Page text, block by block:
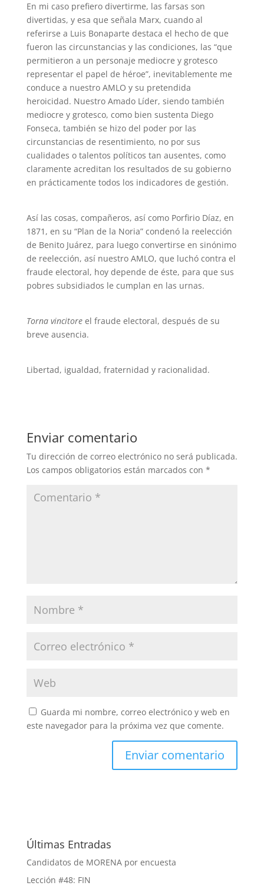
En mi caso prefiero divertirme, las farsas son
divertidas, y esa que señala Marx, cuando al
referirse a Luis Bonaparte destaca el hecho de que
fueron las circunstancias y las condiciones, las “que
permitieron a un personaje mediocre y grotesco
representar el papel de héroe”, inevitablemente me
conduce a nuestro AMLO y su pretendida
heroicidad. Nuestro Amado Líder, siendo también
mediocre y grotesco, como bien sustenta Diego
Fonseca, también se hizo del poder por las
circunstancias de resentimiento, no por sus
cualidades o talentos políticos tan ausentes, como
claramente acreditan los resultados de su gobierno
en prácticamente todos los indicadores de gestión.
Así las cosas, compañeros, así como Porfirio Díaz, en
1871, en su “Plan de la Noria” condenó la reelección
de Benito Juárez, para luego convertirse en sinónimo
de reelección, así nuestro AMLO, que luchó contra el
fraude electoral, hoy depende de éste, para que sus
pobres subsidiados le cumplan en las urnas.
Torna vincitoreel fraude electoral, después de su
breve ausencia.
Libertad, igualdad, fraternidad y racionalidad.
Enviar comentario
Tu dirección de correo electrónico no será publicada.
Los campos obligatorios están marcados con *
Guarda mi nombre, correo electrónico y web en
este navegador para la próxima vez que comente.
Últimas Entradas
Candidatos de MORENA por encuesta
Lección #48: FIN